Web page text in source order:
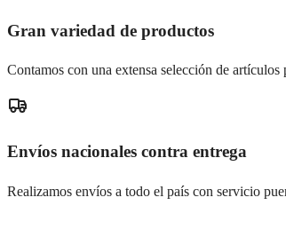
Gran variedad de productos
Contamos con una extensa selección de artículos
Envíos nacionales contra entrega
Realizamos envíos a todo el país con servicio